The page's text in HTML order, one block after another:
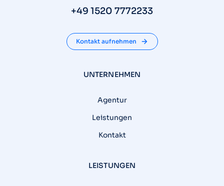
+49 1520 7772233
Kontakt aufnehmen
UNTERNEHMEN
Agentur
Leistungen
Kontakt
LEISTUNGEN